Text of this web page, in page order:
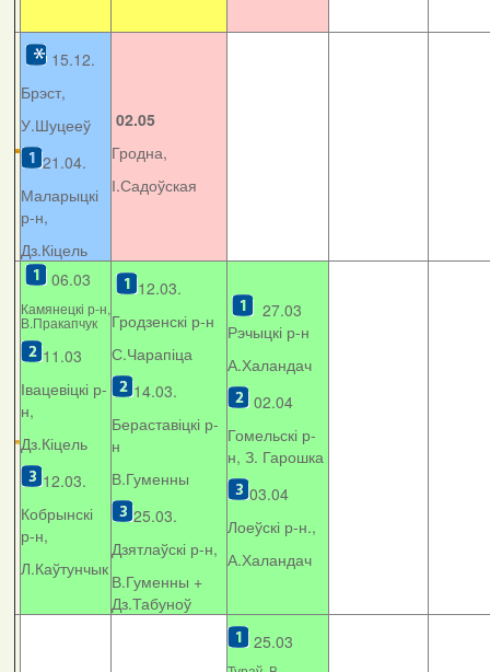
15.12.
Брэст,
У.Шуцееў
21.04.
Маларыцкі
р-н,
Дз.Кіцель
02.05
Гродна,
І.Садоўская
06.03
Камянецкі р-н,
В.Пракапчук
11.03
Івацевіцкі р-
н,
Дз.Кіцель
12.03.
Кобрынскі
р-н,
Л.Каўтунчык
12.03.
Гродзенскі р-н
С.Чарапіца
14.03.
Бераставіцкі р-
н
В.Гуменны
25.03.
Дзятлаўскі р-н,
В.Гуменны +
Дз.Табуноў
27.03
Рэчыцкі р-н
А.Халандач
02.04
Гомельскі р-
н, З. Гарошка
03.04
Лоеўскі р-н.,
А.Халандач
25.03